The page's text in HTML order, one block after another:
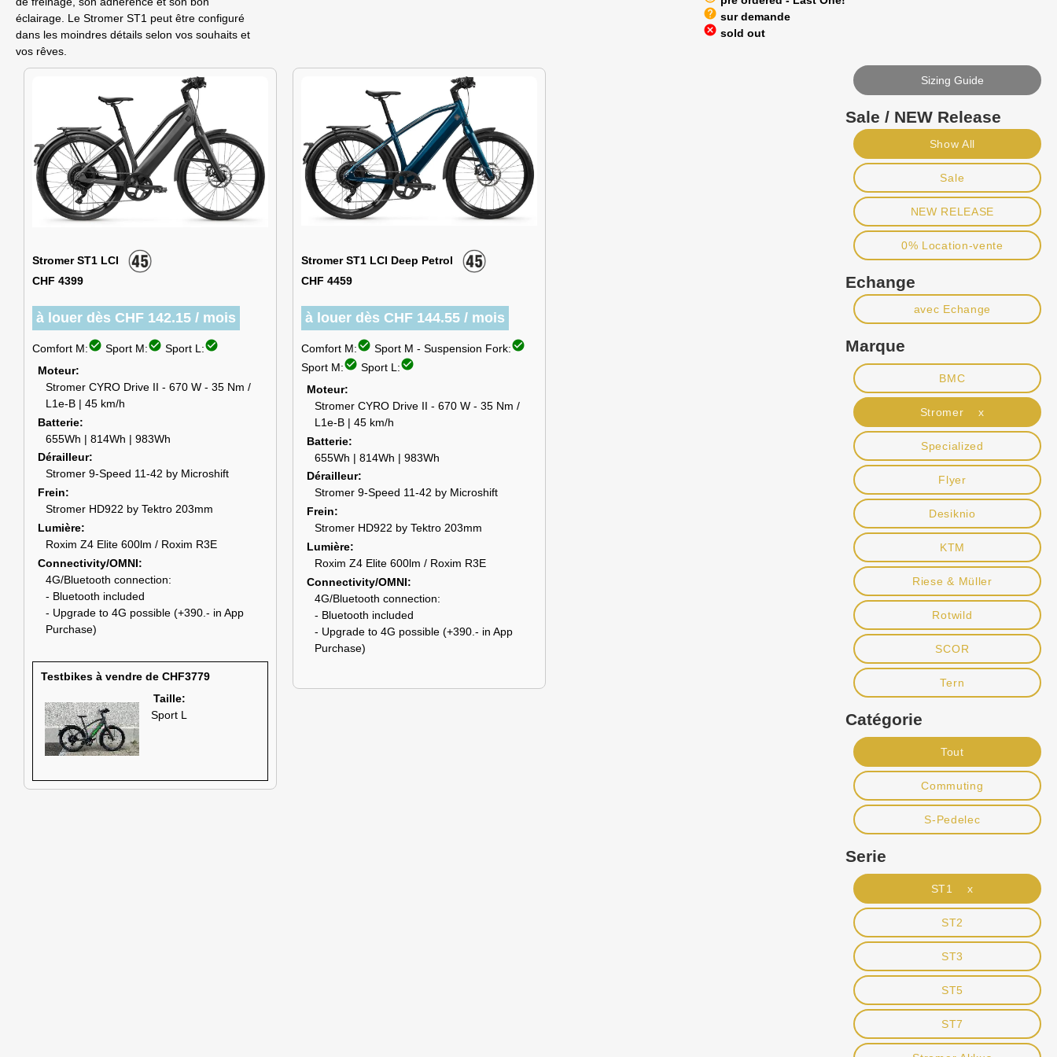
éclairage. Le Stromer ST1 peut être configuré
dans les moindres détails selon vos souhaits et
vos rêves.
help sur demande
cancel sold out
Stromer ST1 LCI
CHF 4399
à louer dès CHF 142.15 / mois
Comfort M:check_circle Sport M:check_circle Sport L:check_circle
Moteur
Stromer CYRO Drive II - 670 W - 35 Nm /
L1e-B | 45 km/h
Batterie
655Wh | 814Wh | 983Wh
Dérailleur
Stromer 9-Speed 11-42 by Microshift
Frein
Stromer HD922 by Tektro 203mm
Lumière
Roxim Z4 Elite 600lm / Roxim R3E
Connectivity/OMNI
4G/Bluetooth connection:
- Bluetooth included
- Upgrade to 4G possible (+390.- in App
Purchase)
Testbikes à vendre de CHF3779
Taille:
Sport L
Stromer ST1 LCI Deep Petrol
CHF 4459
à louer dès CHF 144.55 / mois
Comfort M:check_circle Sport M - Suspension Fork:check_circle
Sport M:check_circle Sport L:check_circle
Moteur
Stromer CYRO Drive II - 670 W - 35 Nm /
L1e-B | 45 km/h
Batterie
655Wh | 814Wh | 983Wh
Dérailleur
Stromer 9-Speed 11-42 by Microshift
Frein
Stromer HD922 by Tektro 203mm
Lumière
Roxim Z4 Elite 600lm / Roxim R3E
Connectivity/OMNI
4G/Bluetooth connection:
- Bluetooth included
- Upgrade to 4G possible (+390.- in App
Purchase)
Sizing Guide
Sale / NEW Release
Show All
Sale
NEW RELEASE
0% Location-vente
Echange
avec Echange
Marque
BMC
Stromer x
Specialized
Flyer
Desiknio
KTM
Riese & Müller
Rotwild
SCOR
Tern
Catégorie
Tout
Commuting
S-Pedelec
Serie
ST1 x
ST2
ST3
ST5
ST7